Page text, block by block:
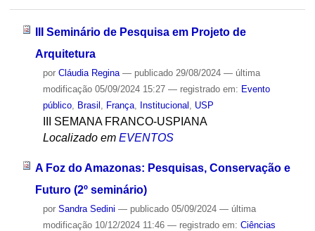
III Seminário de Pesquisa em Projeto de
Arquitetura
por Cláudia Regina — publicado29/08/2024 — última
modificação05/09/2024 15:27 — registrado em: Evento
público, Brasil França, Institucional USP
III SEMANA FRANCO-USPIANA
Localizado em EVENTOS
A Foz do Amazonas: Pesquisas, Conservação e
Futuro (2º seminário)
por Sandra Sedini — publicado05/09/2024 — última
modificação10/12/2024 11:46 — registrado em: Ciências